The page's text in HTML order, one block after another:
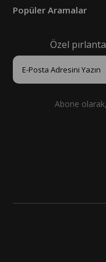
Popüler Aramalar
Özel
Abone